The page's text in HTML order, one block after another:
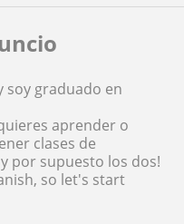
soy graduado en
aprender o
clases de
por supuesto los dos!
so let's start